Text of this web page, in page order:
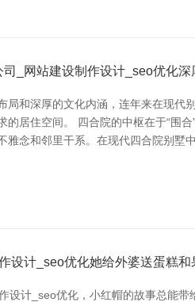
_网站建设制作设计_seo优化深
和深厚的文化内涵，连年来在现
居住空间。 四合院的中枢在于“围
念和邻里干系。在现代四合院别
设计_seo优化她给外婆送蛋糕和
计_seo优化，小红帽的故事总能